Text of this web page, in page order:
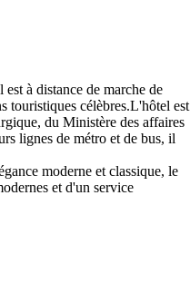
à distance de marche de
touristiques célèbres.L'hôtel est
du Ministère des affaires
lignes de métro et de bus, il
moderne et classique, le
et d'un service